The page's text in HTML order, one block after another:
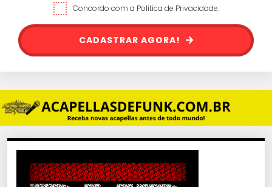
Concordo com a Política de Privacidade.
CADASTRAR AGORA!